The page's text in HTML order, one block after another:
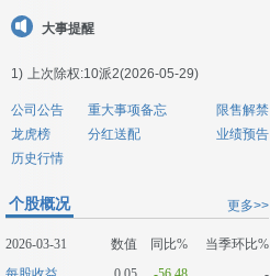
大事提醒
1) 上次除权:10派2(2026-05-29)
公司公告 重大事项备忘
限售解禁
龙虎榜
分红送配
业绩预告
历史行情
更多>>
个股概况
2026-03-31 数值 同比%
当季环比%